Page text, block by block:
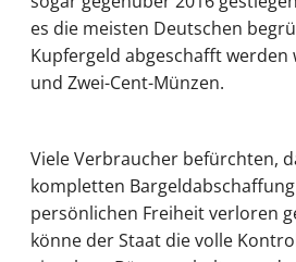
es die meisten Deutschen
Kupfergeld abgeschafft werden
und Zwei-Cent-Münzen.
Viele Verbraucher befürchten,
kompletten
persönlichen Freiheit verloren
könne der Staat die volle